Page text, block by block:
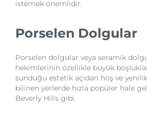
istemek önemlidir.
Porselen Dolgular
Porselen dolgular veya seramik
hekimlerinin özellikle büyük
sunduğu estetik açıdan hoş ve
bilinen yerlerde hızla popüler hale
Beverly Hills gibi.